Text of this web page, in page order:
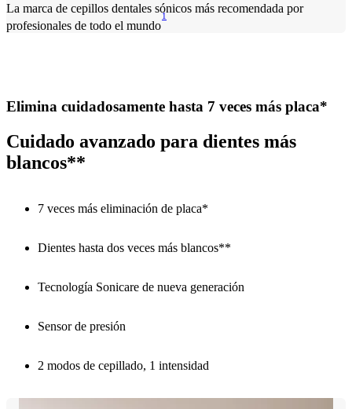
La marca de cepillos dentales sónicos más recomendada por
profesionales de todo el mundo
1
Elimina cuidadosamente hasta 7 veces más placa*
Cuidado avanzado para dientes más
blancos**
7 veces más eliminación de placa*
Dientes hasta dos veces más blancos**
Tecnología Sonicare de nueva generación
Sensor de presión
2 modos de cepillado, 1 intensidad